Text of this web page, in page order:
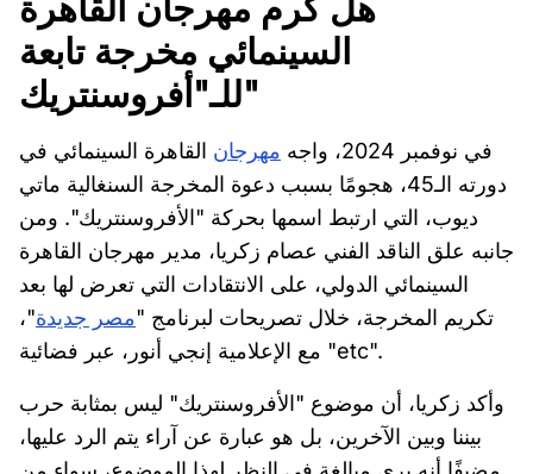
السينمائي مخرجة تابعة
للـ"أفروسنتريك"
في نوفمبر 2024، واجه مهرجان القاهرة السينمائي في
دورته الـ45، هجومًا بسبب دعوة المخرجة السنغالية ماتي
ديوب، التي ارتبط اسمها بحركة "الأفروسنتريك". ومن
جانبه علق الناقد الفني عصام زكريا، مدير مهرجان القاهرة
السينمائي الدولي، على الانتقادات التي تعرض لها بعد
تكريم المخرجة، خلال تصريحات لبرنامج "مصر جديدة"،
مع الإعلامية إنجي أنور، عبر فضائية "etc".
وأكد زكريا، أن موضوع "الأفروسنتريك" ليس بمثابة حرب
بيننا وبين الآخرين، بل هو عبارة عن آراء يتم الرد عليها،